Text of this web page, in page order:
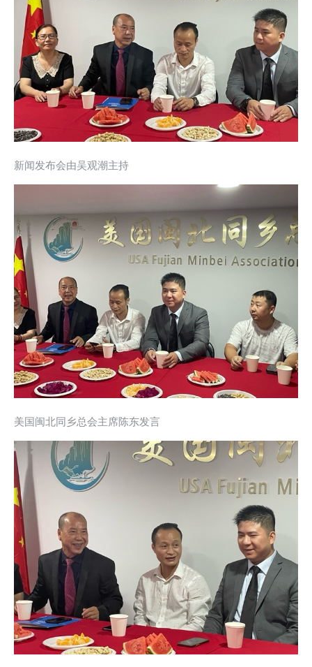
新闻发布会由吴观潮主持
美国闽北同乡总会主席陈东发言